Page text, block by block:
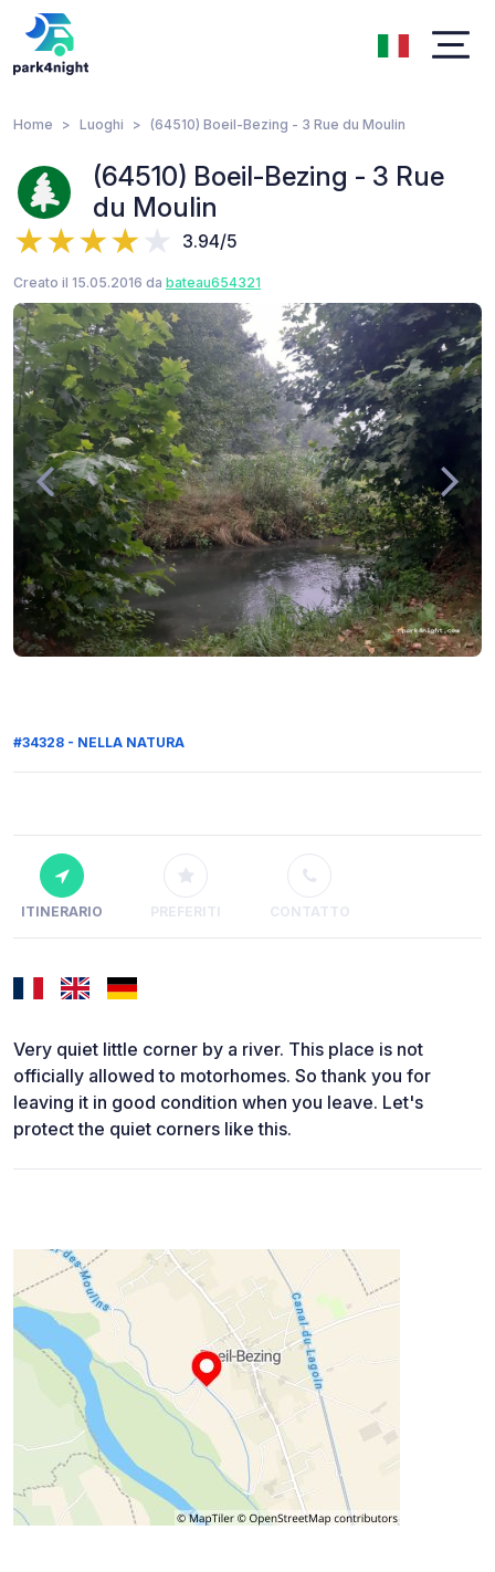
Home Luoghi (64510) Boeil-Bezing - 3 Rue du Moulin
(64510) Boeil-Bezing - 3 Rue
du Moulin
3.94/5
Creato il 15.05.2016 da bateau654321
#34328 - NELLA NATURA
ITINERARIO PREFERITI CONTATTO
Very quiet little corner by a river. This place is not
officially allowed to motorhomes. So thank you for
leaving it in good condition when you leave. Let's
protect the quiet corners like this.